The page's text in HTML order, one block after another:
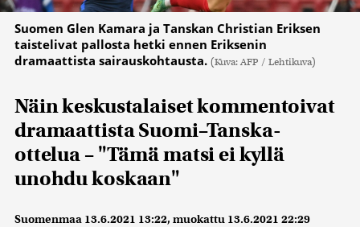
Suomen Glen Kamara ja Tanskan Christian Eriksen
taistelivat pallosta hetki ennen Eriksenin
dramaattista sairauskohtausta. (Kuva: AFP / Lehtikuva)
Näin keskustalaiset kommentoivat
dramaattista Suomi–Tanska-
ottelua – "Tämä matsi ei kyllä
unohdu koskaan"
Suomenmaa 13.6.2021 13:22, muokattu 13.6.2021 22:29